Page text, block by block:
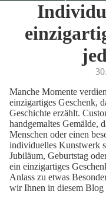
Manche Momente
einzigartiges Geschenk,
Geschichte erzählt.
handgemaltes Gemälde,
Menschen oder einen
individuelles Kunstwerk
Jubiläum, Geburtstag
ein einzigartiges
Anlass zu etwas
wir Ihnen in diesem Blog